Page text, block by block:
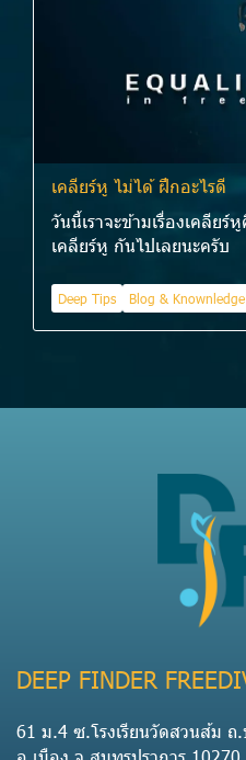
เคลียร์หู ไม่ได้ ฝึกอะไรดี
วันนี้เราจะข้ามเรื่องเคลียร์
เคลียร์หู กันไปเลยนะครับ
Deep Tips Blog &
DEEP FINDER
61 ม.4 ซ.โรงเรียนวัดสวนส้ม ถ